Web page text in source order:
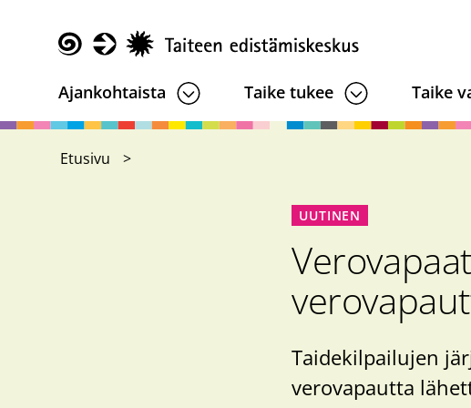
pääsisältöön
Ajankohtaista Taike tukee Taike
Etusivu
UUTINEN
Taidekilpailujen
verovapautta